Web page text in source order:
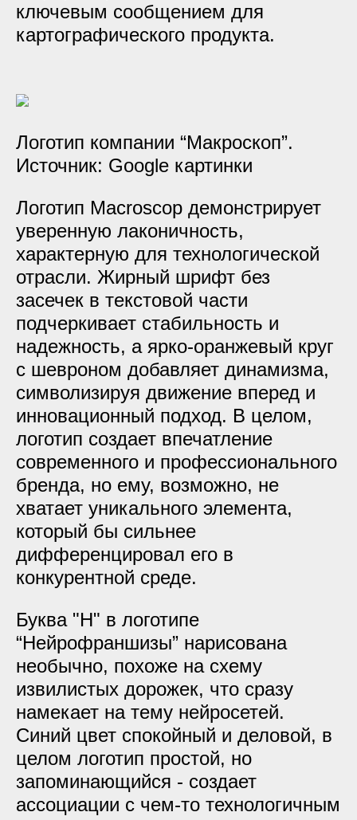
ключевым сообщением для
картографического продукта.
Логотип компании “Макроскоп”.
Источник: Google картинки
Логотип Macroscop демонстрирует
уверенную лаконичность,
характерную для технологической
отрасли. Жирный шрифт без
засечек в текстовой части
подчеркивает стабильность и
надежность, а ярко-оранжевый круг
с шевроном добавляет динамизма,
символизируя движение вперед и
инновационный подход. В целом,
логотип создает впечатление
современного и профессионального
бренда, но ему, возможно, не
хватает уникального элемента,
который бы сильнее
дифференцировал его в
конкурентной среде.
Буква "Н" в логотипе
“Нейрофраншизы” нарисована
необычно, похоже на схему
извилистых дорожек, что сразу
намекает на тему нейросетей.
Синий цвет спокойный и деловой, в
целом логотип простой, но
запоминающийся - создает
ассоциации с чем-то технологичным